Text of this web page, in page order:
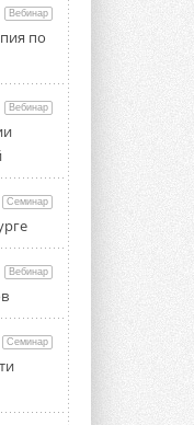
с
...
Уфе
Вебинар
по
Вебинар
Семинар
Вебинар
Семинар